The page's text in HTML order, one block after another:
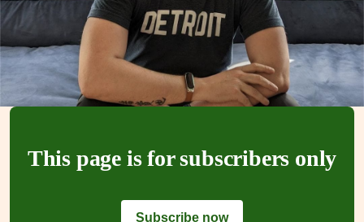
This page is for subscribers only
Subscribe now